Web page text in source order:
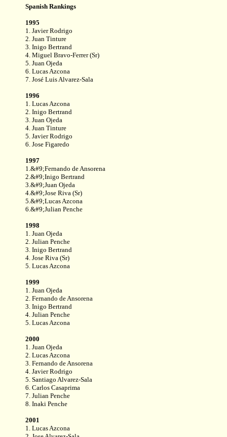
Spanish Rankings
1995
1. Javier Rodrigo
2. Juan Tinture
3. Inigo Bertrand
4. Miguel Bravo-Ferrer (Sr)
5. Juan Ojeda
6. Lucas Azcona
7. José Luis Alvarez-Sala
1996
1. Lucas Azcona
2. Inigo Bertrand
3. Juan Ojeda
4. Juan Tinture
5. Javier Rodrigo
6. Jose Figaredo
1997
1.&#9;Fernando de Ansorena
2.&#9;Inigo Bertrand
3.&#9;Juan Ojeda
4.&#9;Jose Riva (Sr)
5.&#9;Lucas Azcona
6.&#9;Julian Penche
1998
1. Juan Ojeda
2. Julian Penche
3. Inigo Bertrand
4. Jose Riva (Sr)
5. Lucas Azcona
1999
1. Juan Ojeda
2. Fernando de Ansorena
3. Inigo Bertrand
4. Julian Penche
5. Lucas Azcona
2000
1. Juan Ojeda
2. Lucas Azcona
3. Fernando de Ansorena
4. Javier Rodrigo
5. Santiago Alvarez-Sala
6. Carlos Casaprima
7. Julian Penche
8. Inaki Penche
2001
1. Lucas Azcona